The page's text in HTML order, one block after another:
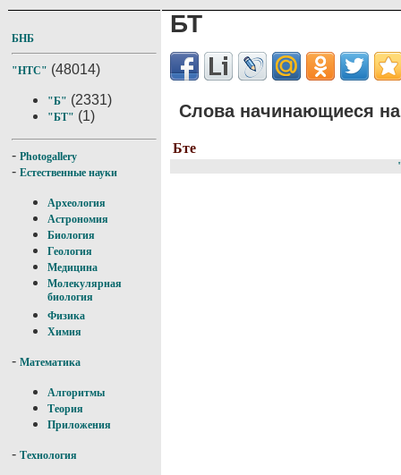
БНБ
"НТС" (48014)
"Б" (2331)
"БТ" (1)
- Photogallery
- Естественные науки
Археология
Астрономия
Биология
Геология
Медицина
Молекулярная
биология
Физика
Химия
- Математика
Алгоритмы
Теория
Приложения
- Технология
БТ
Слова начинающиеся
Бте